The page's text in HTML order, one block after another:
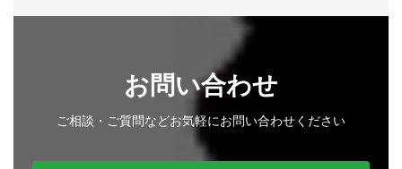
お問い合わせ
ご相談・ご質問などお気軽にお問い合わせください